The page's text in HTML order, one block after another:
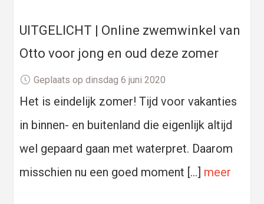
UITGELICHT | Online zwemwinkel van
Otto voor jong en oud deze zomer
Geplaats op dinsdag 6 juni 2020
Het is eindelijk zomer! Tijd voor vakanties
in binnen- en buitenland die eigenlijk altijd
wel gepaard gaan met waterpret. Daarom
misschien nu een goed moment […] meer